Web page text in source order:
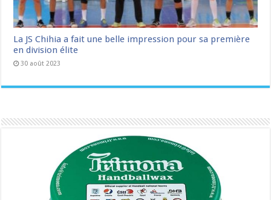
La JS Chihia a fait une belle impression pour sa première
en division élite
30 août 2023